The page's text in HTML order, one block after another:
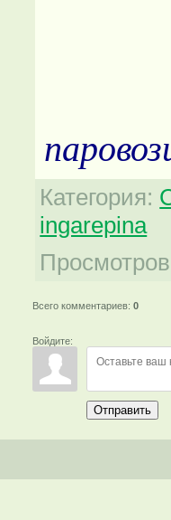
Категория:
ingarepina
Просмотров
Всего комментариев:0
Войдите:
Отправить